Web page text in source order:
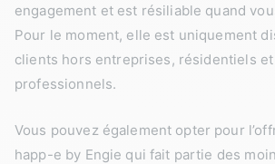
engagement et est résiliable quand
Pour le moment, elle est uniquement
clients hors entreprises, résidentiels
professionnels.
Vous pouvez également opter pour
happ-e by Engie qui fait partie des